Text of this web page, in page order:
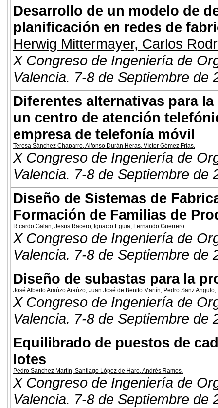
Desarrollo de un modelo de
planificación en redes de
Herwig Mittermayer, Carlos
X Congreso de Ingeniería de
Valencia. 7-8 de Septiembre de
Diferentes alternativas para
un centro de atención
empresa de telefonía móvil
Teresa Sánchez Chaparro,Alfonso Durán Heras, Víctor Gómez Frías.
X Congreso de Ingeniería de
Valencia. 7-8 de Septiembre de
Diseño de Sistemas de
Formación de Familias de
Ricardo Galán, Jesús Racero, Ignacio Eguía, Fernando Guerrero.
X Congreso de Ingeniería de
Valencia. 7-8 de Septiembre de
Diseño de subastas para la
José Alberto Araúzo Araúzo, Juan José de Benito Martín, Pedro Sanz Angulo,
X Congreso de Ingeniería de
Valencia. 7-8 de Septiembre de
Equilibrado de puestos de
lotes
Pedro Sánchez Martín, Santiago López de Haro,Andrés Ramos.
X Congreso de Ingeniería de
Valencia. 7-8 de Septiembre de